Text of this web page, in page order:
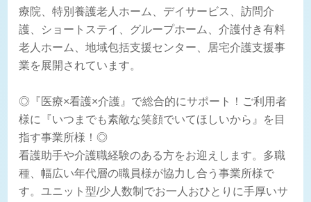
療院、特別養護老人ホーム、デイサービス、訪問介
護、ショートステイ、グループホーム、介護付き有料
老人ホーム、地域包括支援センター、居宅介護支援事
業を展開されています。
◎『医療×看護×介護』で総合的にサポート！ご利用者
様に『いつまでも素敵な笑顔でいてほしいから』を目
指す事業所様！◎
看護助手や介護職経験のある方をお迎えします。多職
種、幅広い年代層の職員様が協力し合う事業所様で
す。ユニット型/少人数制でお一人おひとりに手厚いサ